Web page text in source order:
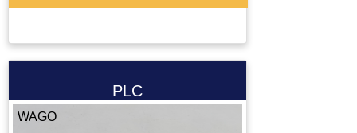
PLC
WAGO